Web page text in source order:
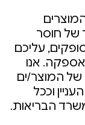
של חוסר
עליכם
ממועד האספקה. אנו
המוצר/ים
וככל
הבריאות.